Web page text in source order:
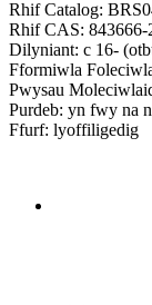
Rhif Catalog:
Rhif CAS: 843666-
Dilyniant: c 16-
Fformiwla
Pwysau
Purdeb: yn fwy na
Ffurf: lyoffiligedig